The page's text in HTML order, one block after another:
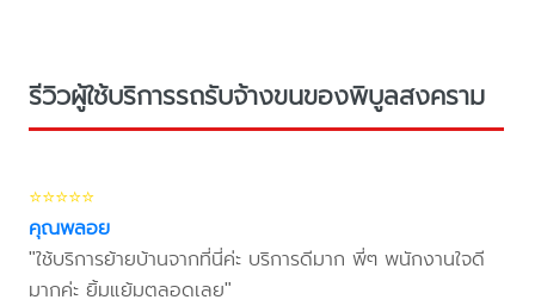
รีวิวผู้ใช้บริการรถรับจ้างขนของพิบูลสงคราม
⭐⭐⭐⭐⭐
คุณพลอย
"ใช้บริการย้ายบ้านจากที่นี่ค่ะ บริการดีมาก พี่ๆ พนักงานใจดี
มากค่ะ ยิ้มแย้มตลอดเลย"